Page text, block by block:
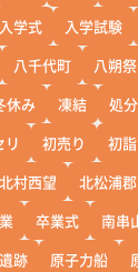
入学式 入学試験
八千代町 八朔祭
休み 凍結 処分
リ 初売り 初詣
北村西望 北松浦郡
卒業式 南串
跡 原子力船